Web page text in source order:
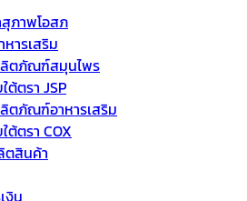
ภาพโอสภ
ารเสริม
ตภัณฑ์สมุนไพร
ตรา JSP
ตภัณฑ์อาหารเสริม
ตรา COX
ตสินค้า
งิน